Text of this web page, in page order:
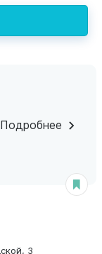
Подробнее
3